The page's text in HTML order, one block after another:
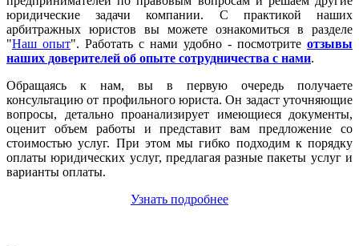
юридические задачи компании. С практикой наших
арбитражных юристов вы можете ознакомиться в разделе
"Наш опыт". Работать с нами удобно - посмотрите отзывы
наших доверителей об опыте сотрудничества с нами.
Обращаясь к нам, вы в первую очередь получаете
консультацию от профильного юриста. Он задаст уточняющие
вопросы, детально проанализирует имеющиеся документы,
оценит объем работы и представит вам предложение со
стоимостью услуг. При этом мы гибко подходим к порядку
оплаты юридических услуг, предлагая разные пакеты услуг и
варианты оплаты.
Узнать подробнее